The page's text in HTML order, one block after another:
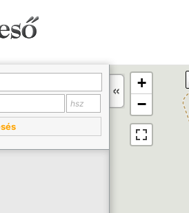
+
−
hogy látszódjanak a boltok.